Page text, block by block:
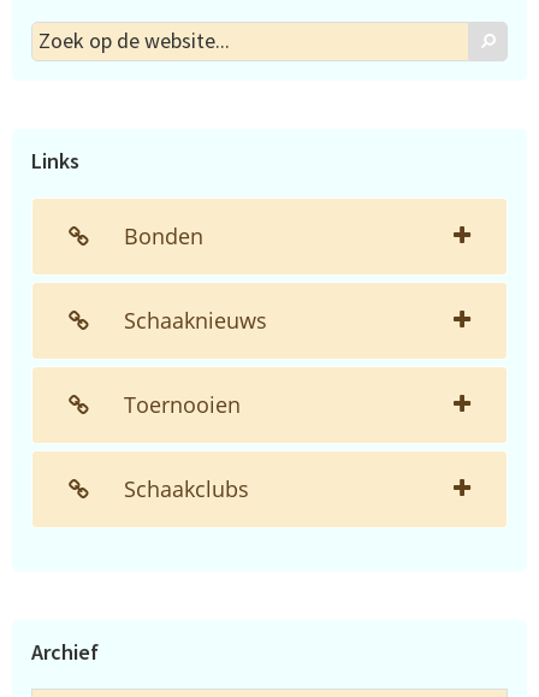
Zoek
op
Zoek
Links
Bonden
Schaaknieuws
Toernooien
Schaakclubs
Archief